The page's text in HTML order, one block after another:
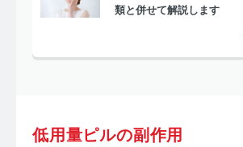
類と併せて解説します
低用量ピルの副作用